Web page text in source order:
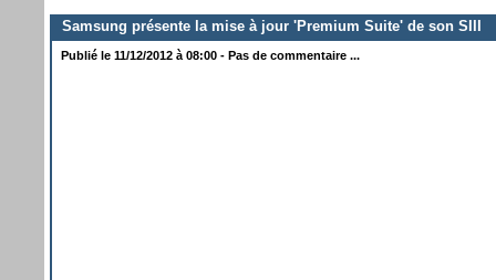
Samsung présente la mise à jour 'Premium Suite' de son SIII
Publié le 11/12/2012 à 08:00 - Pas de commentaire ...